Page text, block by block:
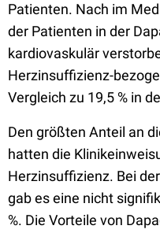
Patienten. Nach im
der Patienten in der
kardiovaskulär
Herzinsuffizienz-
Vergleich zu 19,5 % in
Den größten Anteil an
hatten die
Herzinsuffizienz. Bei
gab es eine nicht
%. Die Vorteile von